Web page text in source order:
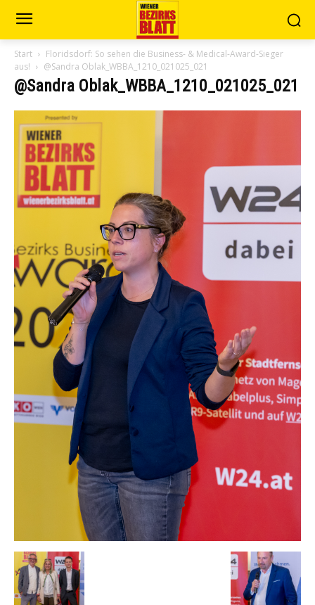
Start
Floridsdorf: So sehen die Business- & Medical-Award-Sieger
aus!
@Sandra Oblak_WBBA_1210_021025_021
@Sandra Oblak_WBBA_1210_021025_021